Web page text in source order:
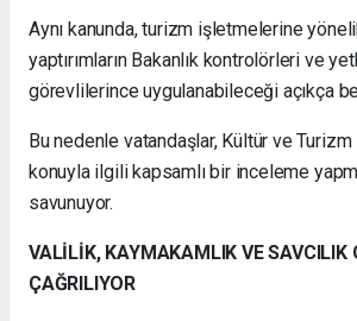
Aynı kanunda, turizm işletmelerine
yaptırımların Bakanlık kontrolörleri ve
görevlilerince uygulanabileceği açıkça
Bu nedenle vatandaşlar, Kültür ve Turizm
konuyla ilgili kapsamlı bir inceleme
savunuyor.
VALİLİK, KAYMAKAMLIK VE SAVCILIK
ÇAĞRILIYOR